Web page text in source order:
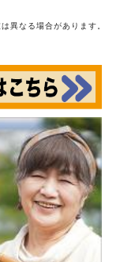
異なる場合があります。